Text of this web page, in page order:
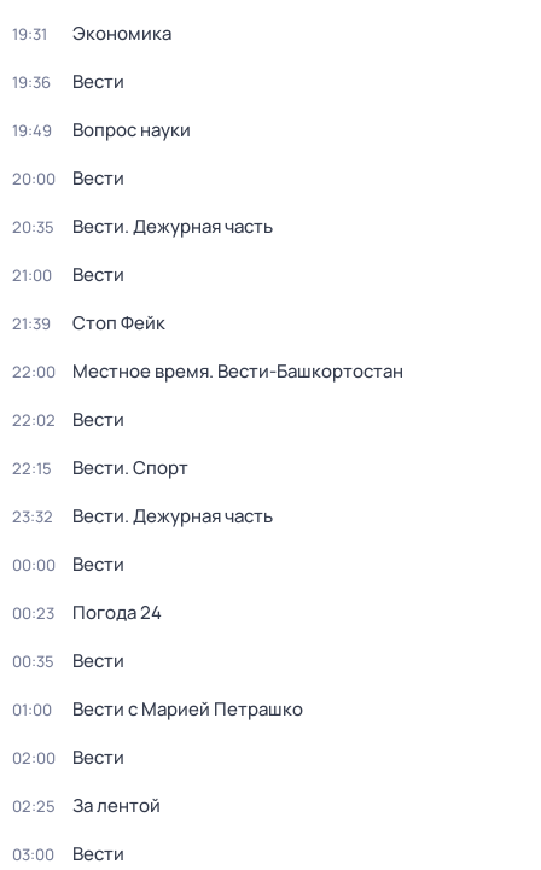
19:31 Экономика
19:36 Вести
19:49 Вопрос науки
20:00 Вести
20:35 Вести. Дежурная часть
21:00 Вести
21:39 Стоп Фейк
22:00 Местное время. Вести-Башкортостан
22:02 Вести
22:15 Вести. Спорт
23:32 Вести. Дежурная часть
00:00 Вести
00:23 Погода 24
00:35 Вести
01:00 Вести с Марией Петрашко
02:00 Вести
02:25 За лентой
03:00 Вести